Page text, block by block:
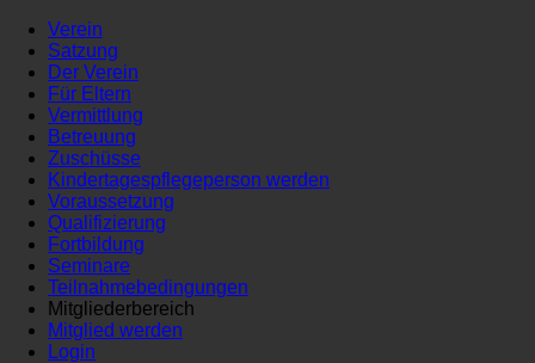
Verein
Satzung
Der Verein
Für Eltern
Vermittlung
Betreuung
Zuschüsse
Kindertagespflegeperson werden
Voraussetzung
Qualifizierung
Fortbildung
Seminare
Teilnahmebedingungen
Mitgliederbereich
Mitglied werden
Login